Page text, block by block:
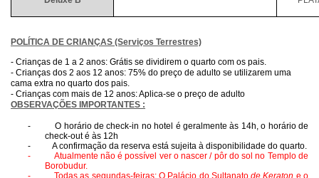
POLÍTICA DE CRIANÇAS (Serviços Terrestres)
- Crianças de 1 a 2 anos: Grátis se dividirem o quarto com os pais.
- Crianças dos 2 aos 12 anos: 75% do preço de adulto se utilizarem uma
cama extra no quarto dos pais.
- Crianças com mais de 12 anos: Aplica-se o preço de adulto
OBSERVAÇÕES IMPORTANTES :
-
O horário de check-in no hotel é geralmente às 14h, o horário de
check-out é às 12h
-
A confirmação da reserva está sujeita à disponibilidade do quarto.
-
Atualmente não é possível ver o nascer / pôr do sol no Templo de
Borobudur.
-
Todas as segundas-feiras: O Palácio do Sultanatode Keraton e o